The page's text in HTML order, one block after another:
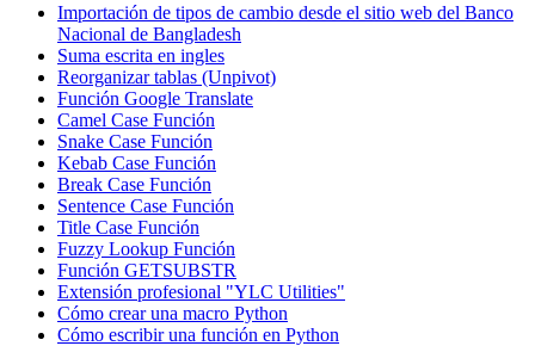
Importación de tipos de cambio desde el sitio web del Banco
Nacional de Bangladesh
Suma escrita en ingles
Reorganizar tablas (Unpivot)
Función Google Translate
Camel Case Función
Snake Case Función
Kebab Case Función
Break Case Función
Sentence Case Función
Title Case Función
Fuzzy Lookup Función
Función GETSUBSTR
Extensión profesional "YLC Utilities"
Cómo crear una macro Python
Cómo escribir una función en Python